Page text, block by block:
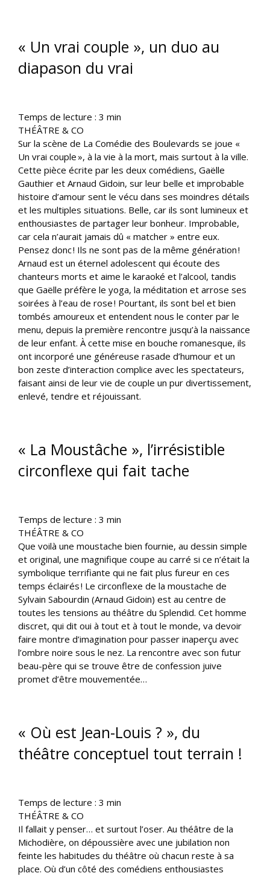
« Un vrai couple », un duo au
diapason du vrai
Temps de lecture : 3 min
THÉÂTRE & CO
Sur la scène de La Comédie des Boulevards se joue «
Un vrai couple », à la vie à la mort, mais surtout à la ville.
Cette pièce écrite par les deux comédiens, Gaëlle
Gauthier et Arnaud Gidoin, sur leur belle et improbable
histoire d’amour sent le vécu dans ses moindres détails
et les multiples situations. Belle, car ils sont lumineux et
enthousiastes de partager leur bonheur. Improbable,
car cela n’aurait jamais dû « matcher » entre eux.
Pensez donc ! Ils ne sont pas de la même génération !
Arnaud est un éternel adolescent qui écoute des
chanteurs morts et aime le karaoké et l’alcool, tandis
que Gaëlle préfère le yoga, la méditation et arrose ses
soirées à l’eau de rose ! Pourtant, ils sont bel et bien
tombés amoureux et entendent nous le conter par le
menu, depuis la première rencontre jusqu’à la naissance
de leur enfant. À cette mise en bouche romanesque, ils
ont incorporé une généreuse rasade d’humour et un
bon zeste d’interaction complice avec les spectateurs,
faisant ainsi de leur vie de couple un pur divertissement,
enlevé, tendre et réjouissant.
« La Moustâche », l’irrésistible
circonflexe qui fait tache
Temps de lecture : 3 min
THÉÂTRE & CO
Que voilà une moustache bien fournie, au dessin simple
et original, une magnifique coupe au carré si ce n’était la
symbolique terrifiante qui ne fait plus fureur en ces
temps éclairés ! Le circonflexe de la moustache de
Sylvain Sabourdin (Arnaud Gidoin) est au centre de
toutes les tensions au théâtre du Splendid. Cet homme
discret, qui dit oui à tout et à tout le monde, va devoir
faire montre d’imagination pour passer inaperçu avec
l’ombre noire sous le nez. La rencontre avec son futur
beau-père qui se trouve être de confession juive
promet d’être mouvementée…
« Où est Jean-Louis ? », du
théâtre conceptuel tout terrain !
Temps de lecture : 3 min
THÉÂTRE & CO
Il fallait y penser… et surtout l’oser. Au théâtre de la
Michodière, on dépoussière avec une jubilation non
feinte les habitudes du théâtre où chacun reste à sa
place. Où d’un côté des comédiens enthousiastes